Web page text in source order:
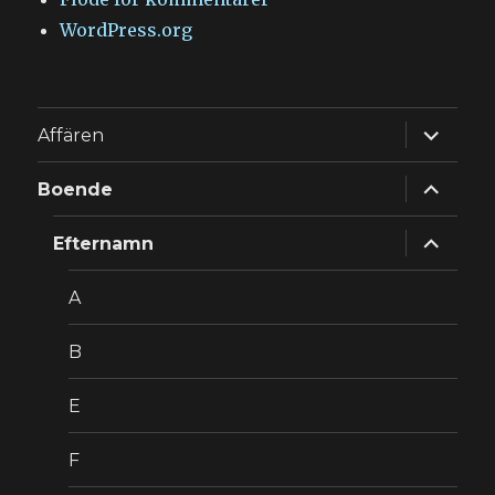
WordPress.org
Affären
Boende
Efternamn
A
B
E
F